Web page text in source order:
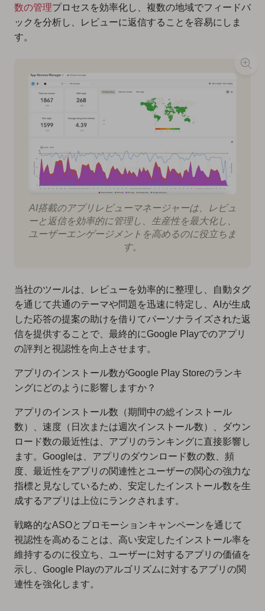
数の管理プロセスを効率化し、複数の地域でフィードバ
ックを分析し、レビューに返信することを容易にしま
す。
AI搭載のアプリレビューマネージャーは、レビュ
ーと返信を効率的に管理し、生産性を最大化し、
ユーザーエンゲージメントを高めるのに役立ちま
す。
当社のツールは、レビューを効率的に整理し、自動タグ
を通じて共通のテーマや問題を迅速に特定し、AIが生成
した応答の提案の助けを借りてパーソナライズされた返
信を提供することで、最終的にGoogle Playでのアプリ
の評判と視認性を向上させます。
アプリのインストール数がGoogle Play Storeのランキ
ングにどのように影響しますか？
アプリのインストール数（期間中の総インストール
数）、速度（日次または週次インストール数）、ダウン
ロード数の最近性は、アプリのランキングに直接影響し
ます。Googleは、アプリのダウンロード数の数、頻
度、最近性をアプリの関連性とユーザーの関心の強力な
指標と見なしているため、安定したインストール数を生
成するアプリは上位にランクされます。
戦略的なASOとプロモーションキャンペーンを通じて
視認性を高めることは、高い安定したインストール率を
維持するのに役立ち、ユーザーに対するアプリの価値を
示し、Google Playのアルゴリズムに対するアプリの関
連性を強化します。